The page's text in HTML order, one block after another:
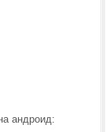
андроид: